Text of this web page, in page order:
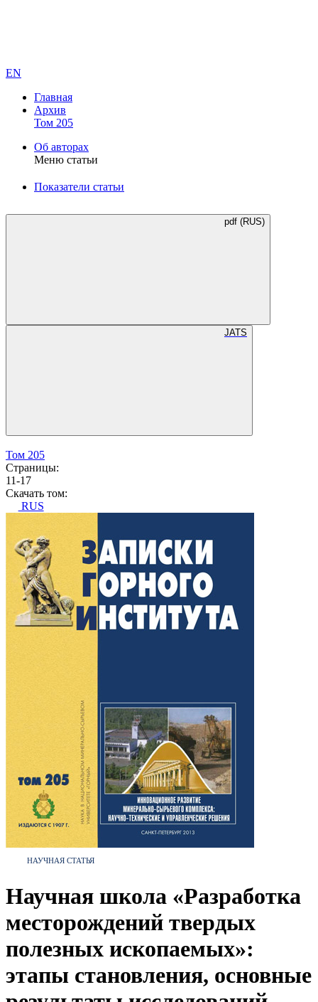
EN
Главная
Архив
Том 205
Об авторах
Меню статьи
Показатели статьи
pdf (RUS)
JATS
Том 205
Страницы:
11-17
Скачать том:
RUS
НАУЧНАЯ СТАТЬЯ
Научная школа «Разработка
месторождений твердых
полезных ископаемых»:
этапы становления, основные